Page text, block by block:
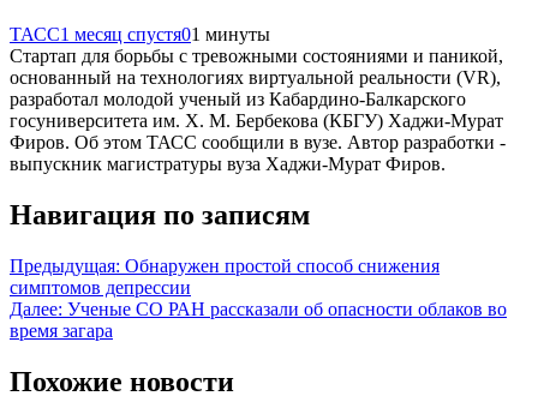
ТАСС1 месяц спустя01 минуты
Стартап для борьбы с тревожными состояниями и паникой,
основанный на технологиях виртуальной реальности (VR),
разработал молодой ученый из Кабардино-Балкарского
госуниверситета им. Х. М. Бербекова (КБГУ) Хаджи-Мурат
Фиров. Об этом ТАСС сообщили в вузе. Автор разработки -
выпускник магистратуры вуза Хаджи-Мурат Фиров.
Навигация по записям
Предыдущая: Обнаружен простой способ снижения
симптомов депрессии
Далее: Ученые СО РАН рассказали об опасности облаков во
время загара
Похожие новости